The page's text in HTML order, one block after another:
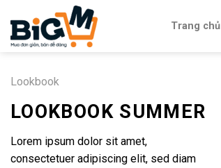
content
Trang chủ
Lookbook
LOOKBOOK SUMMER
Lorem ipsum dolor sit amet,
consectetuer adipiscing elit, sed diam